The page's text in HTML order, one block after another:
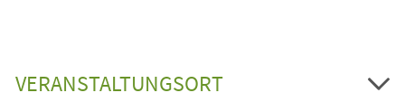
VERANSTALTUNGSORT